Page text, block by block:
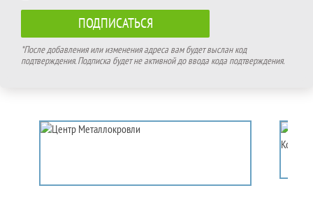
*После добавления или изменения адреса вам будет выслан код
подтверждения. Подписка будет не активной до ввода кода подтверждения.